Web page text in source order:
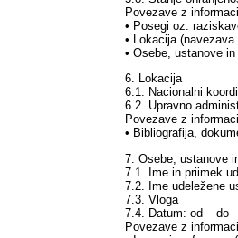
Povezave z
• Posegi oz.
• Lokacija
• Osebe, ustanove
6. Lokacija
6.1. Nacionalni
6.2. Upravno
Povezave z
• Bibliografija,
7. Osebe, ustanove
7.1. Ime in priimek
7.2. Ime udeležene
7.3. Vloga
7.4. Datum: od – do
Povezave z